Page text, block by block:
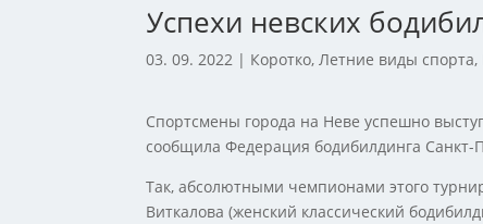
Успехи невских
03. 09. 2022 | Коротко,Летние виды спорта,
Спортсмены города на Неве успешно
сообщила Федерация бодибилдинга Санкт-
Так, абсолютными чемпионами этого
Виткалова (женский классический